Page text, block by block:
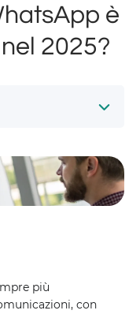
è
2025?
più
con